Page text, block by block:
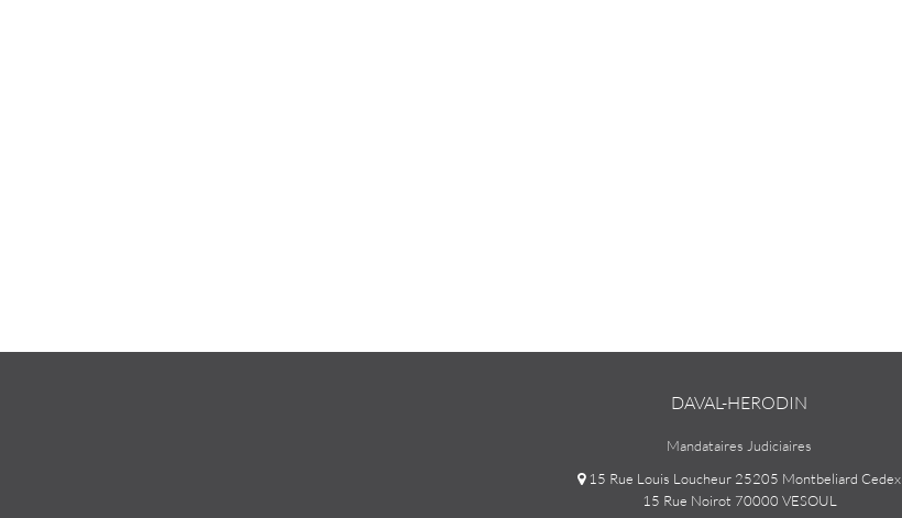
DAVAL-HERODIN
Mandataires Judiciaires
15 Rue Louis Loucheur 25205 Montbeliard Cedex
15 Rue Noirot 70000 VESOUL